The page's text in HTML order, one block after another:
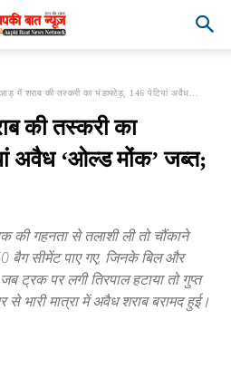
में शराब की तस्करी का भंडाफोड़, 146 पेटियां अवैध...
की तस्करी का
अवैध ‘ओल्ड मोंक’ जब्त;
की गहनता से तलाशी ली तो चौंकाने
बैग सीमेंट पाए गए, जिनके बिल और
ट्रक पर लगी तिरपाल हटाया तो गुप्त
भारी मात्रा में अवैध शराब बरामद हुई।